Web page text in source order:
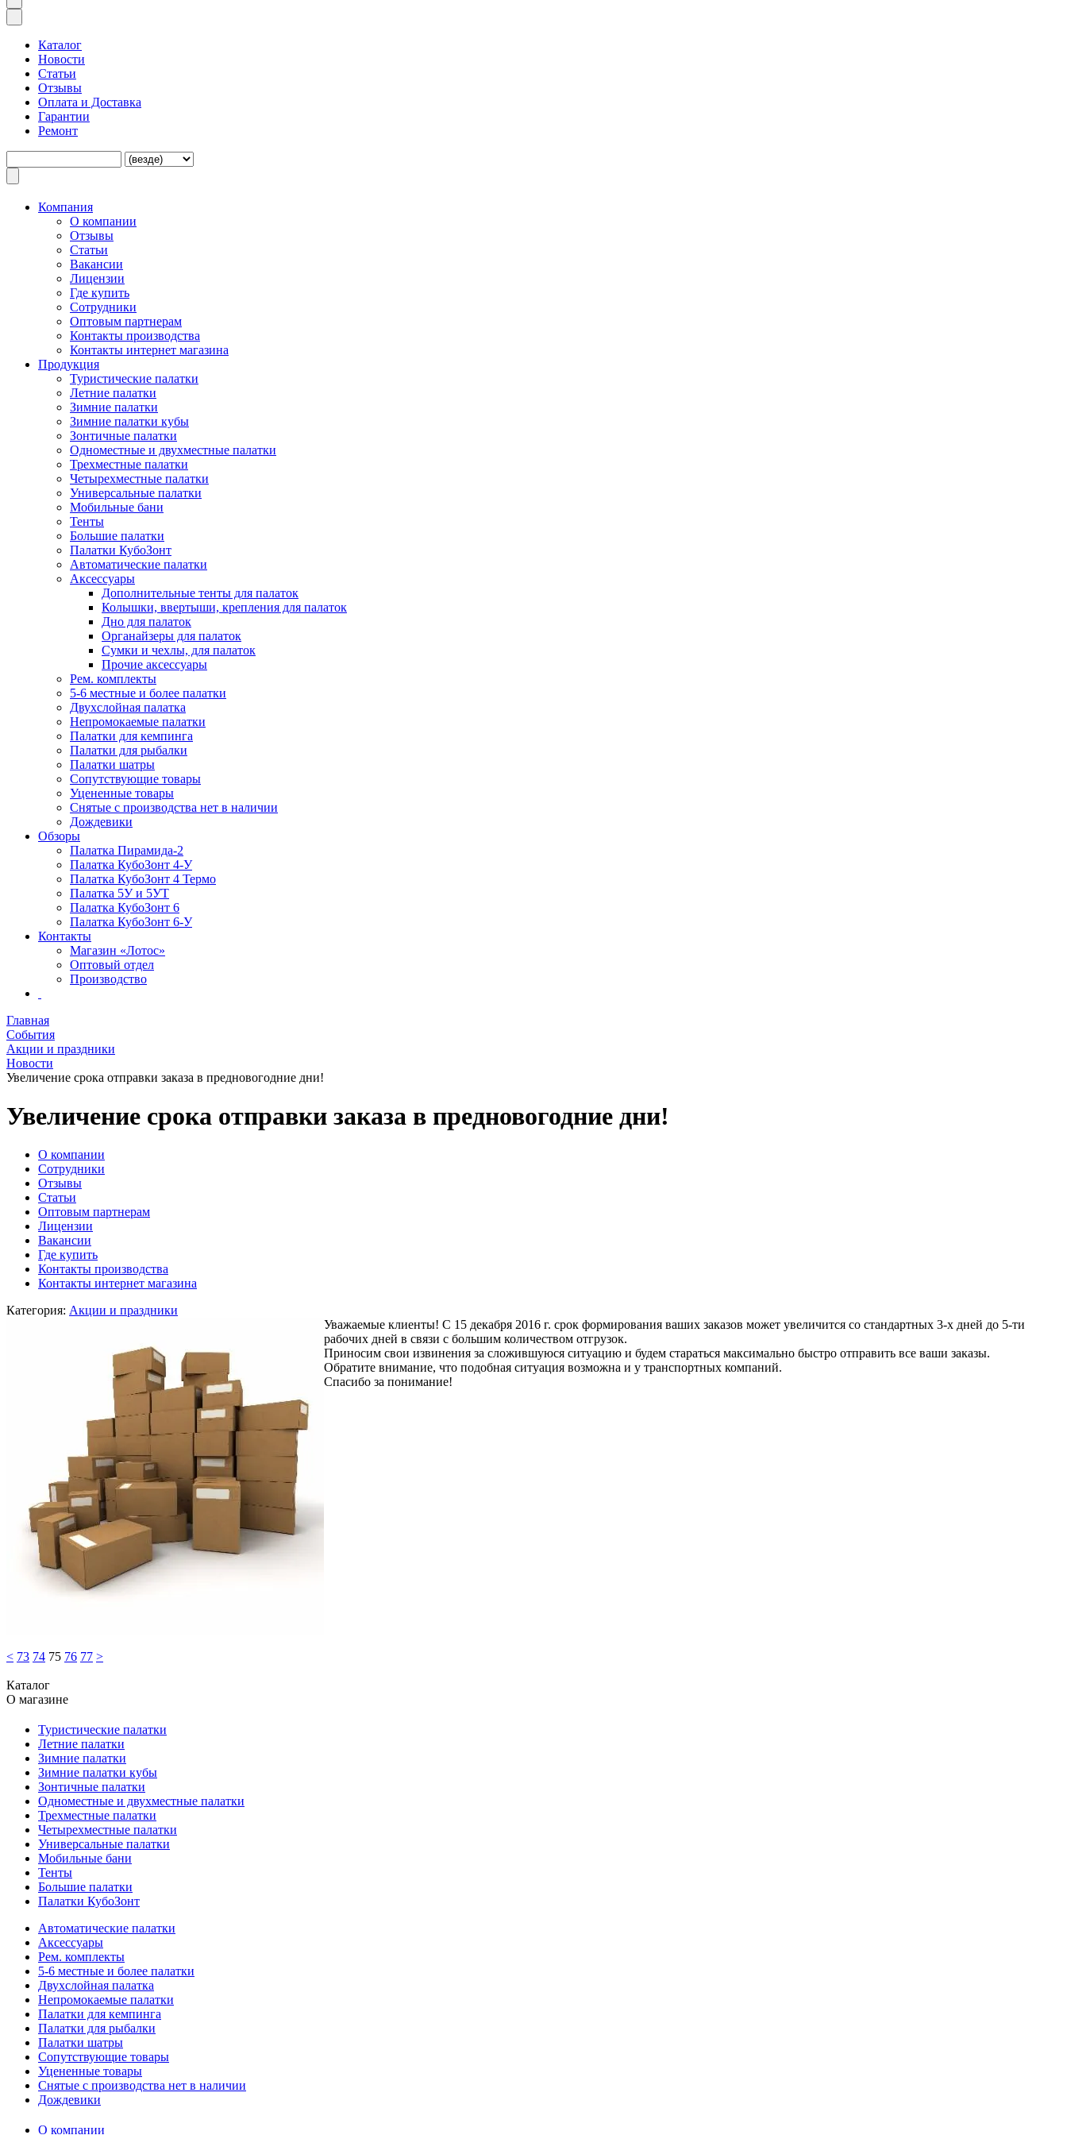
Каталог
Новости
Статьи
Отзывы
Оплата и Доставка
Гарантии
Ремонт
Компания
O компании
Отзывы
Статьи
Вакансии
Лицензии
Где купить
Сотрудники
Оптовым партнерам
Контакты производства
Контакты интернет магазина
Продукция
Туристические палатки
Летние палатки
Зимние палатки
Зимние палатки кубы
Зонтичные палатки
Одноместные и двухместные палатки
Трехместные палатки
Четырехместные палатки
Универсальные палатки
Мобильные бани
Тенты
Большие палатки
Палатки КубоЗонт
Автоматические палатки
Аксессуары
Дополнительные тенты для палаток
Колышки, ввертыши, крепления для палаток
Дно для палаток
Органайзеры для палаток
Сумки и чехлы, для палаток
Прочие аксессуары
Рем. комплекты
5-6 местные и более палатки
Двухслойная палатка
Непромокаемые палатки
Палатки для кемпинга
Палатки для рыбалки
Палатки шатры
Сопутствующие товары
Уцененные товары
Снятые с производства нет в наличии
Дождевики
Обзоры
Палатка Пирамида-2
Палатка КубоЗонт 4-У
Палатка КубоЗонт 4 Термо
Палатка 5У и 5УТ
Палатка КубоЗонт 6
Палатка КубоЗонт 6-У
Контакты
Магазин «Лотос»
Оптовый отдел
Производство
Главная
События
Акции и праздники
Новости
Увеличение срока отправки заказа в предновогодние дни!
Увеличение срока отправки заказа в предновогодние дни!
O компании
Сотрудники
Отзывы
Статьи
Оптовым партнерам
Лицензии
Вакансии
Где купить
Контакты производства
Контакты интернет магазина
Категория: Акции и праздники
Уважаемые клиенты! С 15 декабря 2016 г. срок формирования ваших заказов может увеличится со стандартных 3-х дней до 5-ти
рабочих дней в связи с большим количеством отгрузок.
Приносим свои извинения за сложившуюся ситуацию и будем стараться максимально быстро отправить все ваши заказы.
Обратите внимание, что подобная ситуация возможна и у транспортных компаний.
Спасибо за понимание!
< 73 74 75 76 77 >
Каталог
О магазине
Туристические палатки
Летние палатки
Зимние палатки
Зимние палатки кубы
Зонтичные палатки
Одноместные и двухместные палатки
Трехместные палатки
Четырехместные палатки
Универсальные палатки
Мобильные бани
Тенты
Большие палатки
Палатки КубоЗонт
Автоматические палатки
Аксессуары
Рем. комплекты
5-6 местные и более палатки
Двухслойная палатка
Непромокаемые палатки
Палатки для кемпинга
Палатки для рыбалки
Палатки шатры
Сопутствующие товары
Уцененные товары
Снятые с производства нет в наличии
Дождевики
О компании